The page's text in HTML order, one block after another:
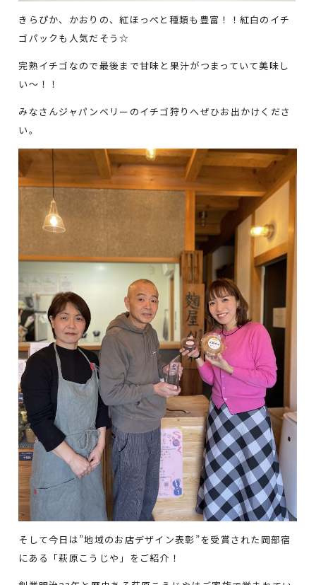
きらぴか、かおりの、紅ほっぺと種類も豊富！！紅白のイチ
ゴパックも人気だそう☆
完熟イチゴなので最後まで甘味と果汁がつまっていて美味し
い～！！
みなさんジャパンベリーのイチゴ狩りへぜひお出かけくださ
い。
そして今日は”地域のお店デザイン表彰”を受賞された岡部宿
にある「萩原こうじや」をご紹介！